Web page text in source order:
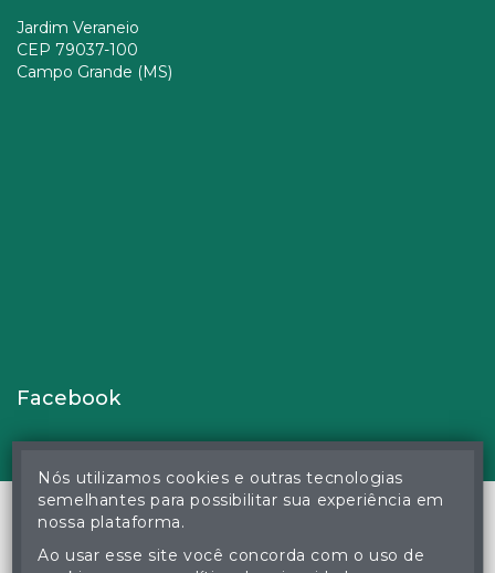
Jardim Veraneio
CEP 79037-100
Campo Grande (MS)
Facebook
© Gustavo Correa Pereira da Silva - Leiloeiro Público Oficial -
Nós utilizamos cookies e outras tecnologias
semelhantes para possibilitar sua experiência em
nossa plataforma.
Ao usar esse site você concorda com o uso de